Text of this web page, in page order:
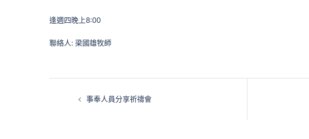
逢週四晚上8:00
聯絡人: 梁國雄牧師
navigation
事奉人員分享祈禱會